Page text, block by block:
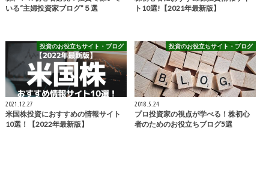
いる“主婦投資家ブログ”５選
ト10選!【2021年最新版】
投資のお役立ちサイト・ブログ
2021.12.27
米国株投資におすすめの情報サイト
10選！【2022年最新版】
投資のお役立ちサイト・ブログ
2018.5.24
プロ投資家の視点が学べる！株初心
者のためのお役立ちブログ5選